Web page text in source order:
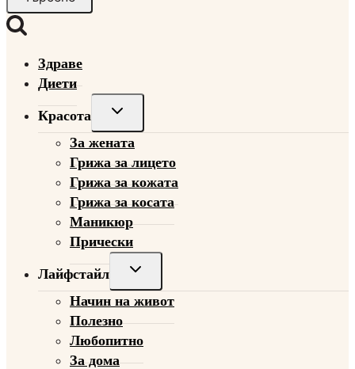
Здраве
Диети
Красота
Toggle
menu
За жената
Грижа за лицето
Грижа за кожата
Грижа за косата
Маникюр
Прически
Лайфстайл
Toggle
menu
Начин на живот
Полезно
Любопитно
За дома